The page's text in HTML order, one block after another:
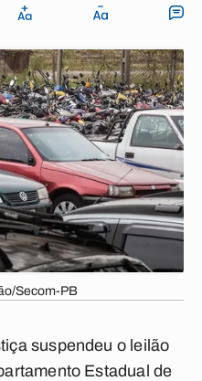
Secom-PB
suspendeu o leilão
Estadual de